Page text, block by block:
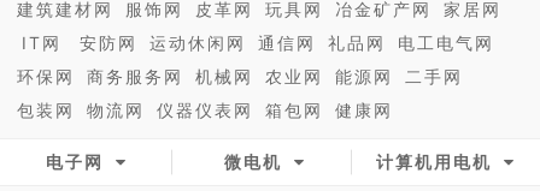
建筑建材网
服饰网 皮革网 玩具网 冶金矿产网
家居网
IT网
安防网 运动休闲网 通信网 礼品网
电工电气网
环保网
商务服务网 机械网 农业网 能源网
二手网
包装网
物流网 仪器仪表网 箱包网 健康网
电子网 微电机 计算机用电机